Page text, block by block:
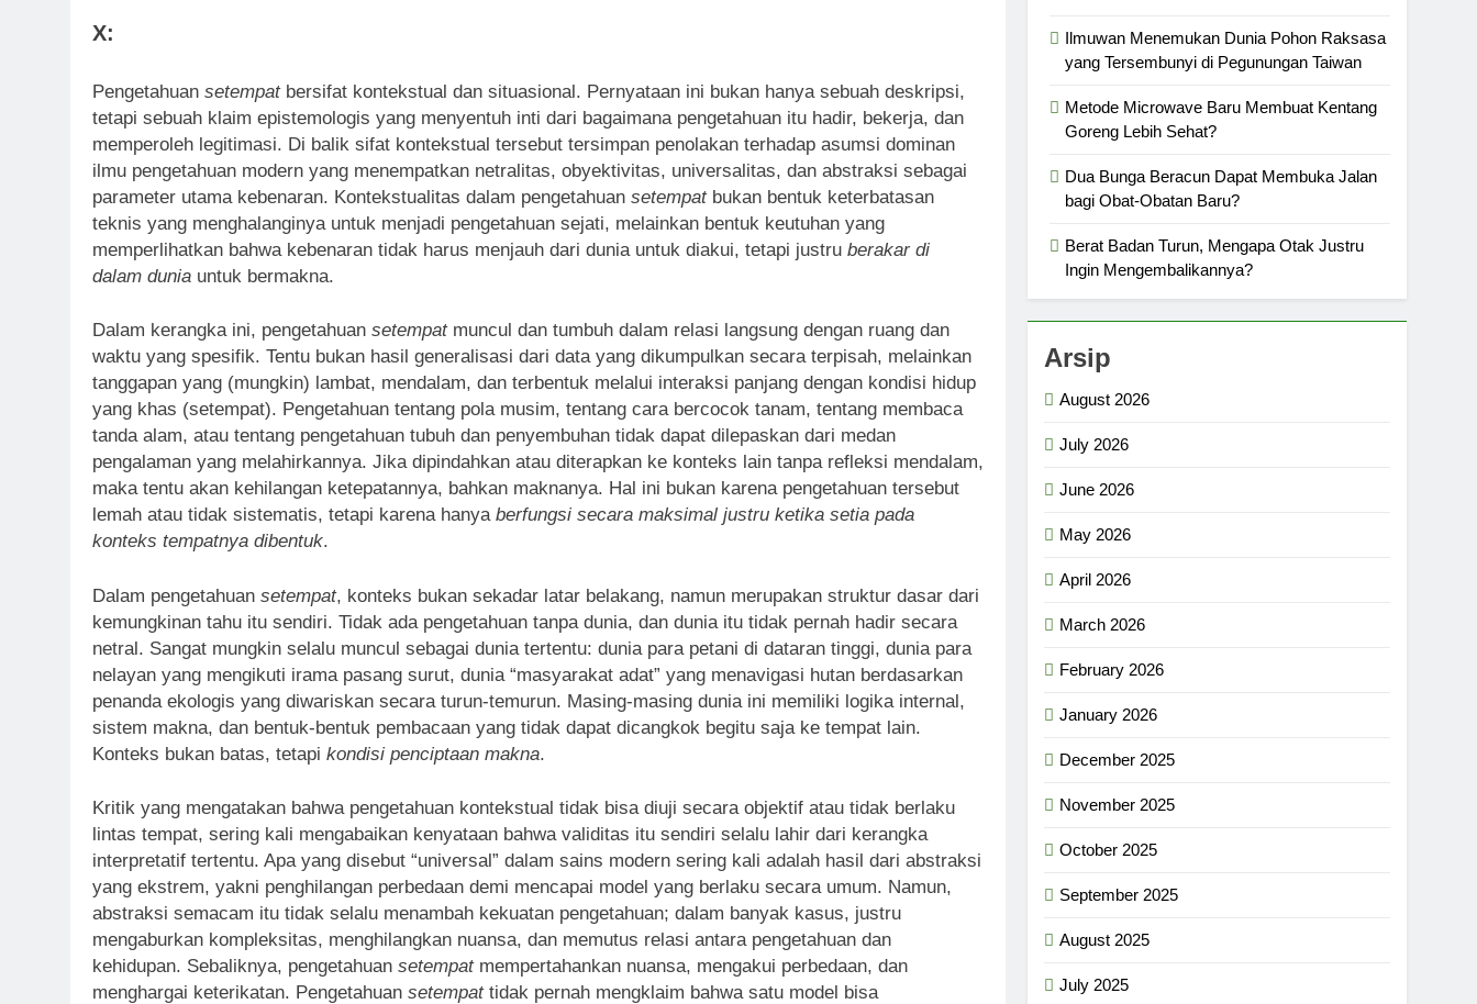
X:
Pengetahuan setempatbersifat kontekstual dan situasional. Pernyataan ini bukan hanya sebuah deskripsi,
tetapi sebuah klaim epistemologis yang menyentuh inti dari bagaimana pengetahuan itu hadir, bekerja, dan
memperoleh legitimasi. Di balik sifat kontekstual tersebut tersimpan penolakan terhadap asumsi dominan
ilmu pengetahuan modern yang menempatkan netralitas, obyektivitas, universalitas, dan abstraksi sebagai
parameter utama kebenaran. Kontekstualitas dalam pengetahuan setempatbukan bentuk keterbatasan
teknis yang menghalanginya untuk menjadi pengetahuan sejati, melainkan bentuk keutuhan yang
memperlihatkan bahwa kebenaran tidak harus menjauh dari dunia untuk diakui, tetapi justru berakar di
dalam dunia untuk bermakna.
Dalam kerangka ini, pengetahuan setempatmuncul dan tumbuh dalam relasi langsung dengan ruang dan
waktu yang spesifik. Tentu bukan hasil generalisasi dari data yang dikumpulkan secara terpisah, melainkan
tanggapan yang (mungkin) lambat, mendalam, dan terbentuk melalui interaksi panjang dengan kondisi hidup
yang khas (setempat). Pengetahuan tentang pola musim, tentang cara bercocok tanam, tentang membaca
tanda alam, atau tentang pengetahuan tubuh dan penyembuhan tidak dapat dilepaskan dari medan
pengalaman yang melahirkannya. Jika dipindahkan atau diterapkan ke konteks lain tanpa refleksi mendalam,
maka tentu akan kehilangan ketepatannya, bahkan maknanya. Hal ini bukan karena pengetahuan tersebut
lemah atau tidak sistematis, tetapi karena hanya berfungsi secara maksimal justru ketika setia pada
konteks tempatnya dibentuk.
Dalam pengetahuan setempat, konteks bukan sekadar latar belakang, namun merupakan struktur dasar dari
kemungkinan tahu itu sendiri. Tidak ada pengetahuan tanpa dunia, dan dunia itu tidak pernah hadir secara
netral. Sangat mungkin selalu muncul sebagai dunia tertentu: dunia para petani di dataran tinggi, dunia para
nelayan yang mengikuti irama pasang surut, dunia “masyarakat adat” yang menavigasi hutan berdasarkan
penanda ekologis yang diwariskan secara turun-temurun. Masing-masing dunia ini memiliki logika internal,
sistem makna, dan bentuk-bentuk pembacaan yang tidak dapat dicangkok begitu saja ke tempat lain.
Konteks bukan batas, tetapi kondisi penciptaan makna.
Kritik yang mengatakan bahwa pengetahuan kontekstual tidak bisa diuji secara objektif atau tidak berlaku
lintas tempat, sering kali mengabaikan kenyataan bahwa validitas itu sendiri selalu lahir dari kerangka
interpretatif tertentu. Apa yang disebut “universal” dalam sains modern sering kali adalah hasil dari abstraksi
yang ekstrem, yakni penghilangan perbedaan demi mencapai model yang berlaku secara umum. Namun,
abstraksi semacam itu tidak selalu menambah kekuatan pengetahuan; dalam banyak kasus, justru
mengaburkan kompleksitas, menghilangkan nuansa, dan memutus relasi antara pengetahuan dan
kehidupan. Sebaliknya, pengetahuan setempatmempertahankan nuansa, mengakui perbedaan, dan
menghargai keterikatan. Pengetahuan setempattidak pernah mengklaim bahwa satu model bisa
Ilmuwan Menemukan Dunia Pohon Raksasa
yang Tersembunyi di Pegunungan Taiwan
Metode Microwave Baru Membuat Kentang
Goreng Lebih Sehat?
Dua Bunga Beracun Dapat Membuka Jalan
bagi Obat-Obatan Baru?
Berat Badan Turun, Mengapa Otak Justru
Ingin Mengembalikannya?
Arsip
August 2026
July 2026
June 2026
May 2026
April 2026
March 2026
February 2026
January 2026
December 2025
November 2025
October 2025
September 2025
August 2025
July 2025